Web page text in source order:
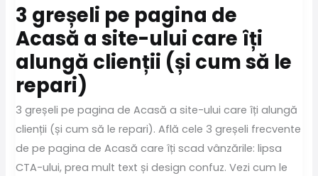
3 greșeli pe pagina de
Acasă a site-ului care îți
alungă clienții (și cum să le
repari)
3 greșeli pe pagina de Acasă a site-ului care îți alungă
clienții (și cum să le repari). Află cele 3 greșeli frecvente
de pe pagina de Acasă care îți scad vânzările: lipsa
CTA-ului, prea mult text și design confuz. Vezi cum le